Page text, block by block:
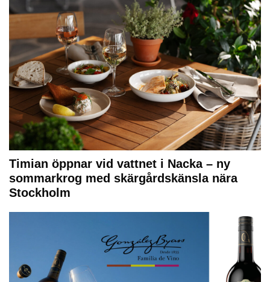
Timian öppnar vid vattnet i Nacka – ny
sommarkrog med skärgårdskänsla nära
Stockholm